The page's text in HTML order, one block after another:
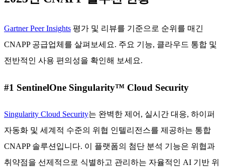
Gartner Peer Insights 평가 및 리뷰를 기준으로 순위를 매긴
CNAPP 공급업체를 살펴보세요. 주요 기능, 클라우드 통합 및
전반적인 사용 편의성을 확인해 보세요.
#1 SentinelOne Singularity™ Cloud Security
Singularity Cloud Security는 완벽한 제어, 실시간 대응, 하이퍼
자동화 및 세계적 수준의 위협 인텔리전스를 제공하는 통합
CNAPP 솔루션입니다. 이 플랫폼의 첨단 분석 기능은 위협과
취약점을 선제적으로 식별하고 관리하는 자율적인 AI 기반 위